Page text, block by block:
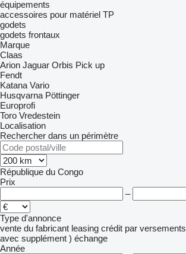
équipements
accessoires pour matériel TP
godets
godets frontaux
Marque
Claas
Arion Jaguar Orbis Pick up
Fendt
Katana Vario
Husqvarna Pöttinger
Europrofi
Toro Vredestein
Localisation
Rechercher dans un périmètre
République du Congo
Prix
–
Type d'annonce
vente du fabricant leasing crédit par versements
avec supplément ) échange
Année